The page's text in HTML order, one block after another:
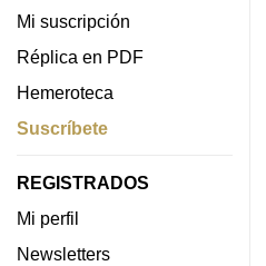
Mi suscripción
Réplica en PDF
Hemeroteca
Suscríbete
REGISTRADOS
Mi perfil
Newsletters